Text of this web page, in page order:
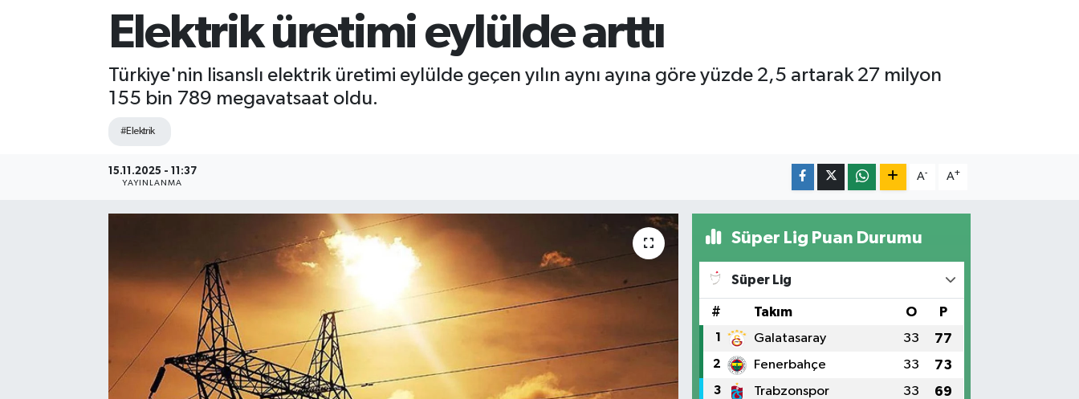
Elektrik üretimi eylülde arttı
Türkiye'nin lisanslı elektrik üretimi eylülde geçen yılın aynı ayına göre yüzde 2,5 artarak 27 milyon
155 bin 789 megavatsaat oldu.
#Elektrik
15.11.2025 - 11:37
YAYINLANMA
A- A+
Süper Lig Puan Durumu
Süper Lig
# Takım O P
1 Galatasaray 33 77
2 Fenerbahçe 33 73
3 Trabzonspor 33 69